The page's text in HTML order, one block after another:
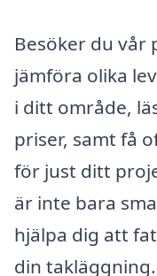
Besöker du vår
jämföra olika
i ditt område,
priser, samt få
för just ditt
är inte bara
hjälpa dig att
din takläggning.